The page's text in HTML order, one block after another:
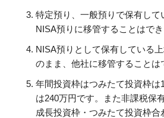
特定預り、一般預りで保有して
NISA預りに移管することはでき
NISA預りとして保有している
のまま、他社に移管することは
年間投資枠はつみたて投資枠は
は240万円です。また非課税保
成長投資枠・つみたて投資枠合